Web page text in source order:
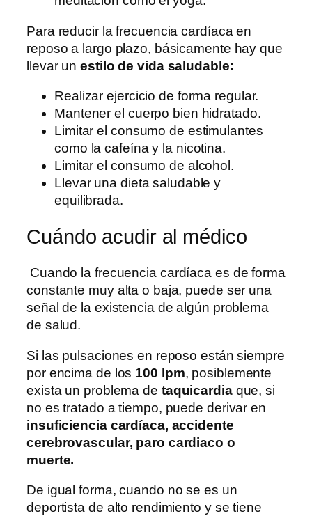
Para reducir la frecuencia cardíaca en
reposo a largo plazo, básicamente hay que
llevar unestilo de vida saludable:
Realizar ejercicio de forma regular.
Mantener el cuerpo bien hidratado.
Limitar el consumo de estimulantes
como la cafeína y la nicotina.
Limitar el consumo de alcohol.
Llevar una dieta saludable y
equilibrada.
Cuándo acudir al médico
Cuando la frecuencia cardíaca es de forma
constante muy alta o baja, puede ser una
señal de la existencia de algún problema
de salud.
Si las pulsaciones en reposo están siempre
por encima de los 100 lpm, posiblemente
exista un problema de taquicardiaque, si
no es tratado a tiempo, puede derivar en
insuficiencia cardíaca, accidente
cerebrovascular, paro cardiaco o
muerte.
De igual forma, cuando no se es un
deportista de alto rendimiento y se tiene